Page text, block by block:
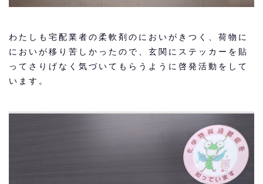
わたしも宅配業者の柔軟剤のにおいがきつく、荷物に
においが移り苦しかったので、玄関にステッカーを貼
ってさりげなく気づいてもらうように啓発活動をして
います。